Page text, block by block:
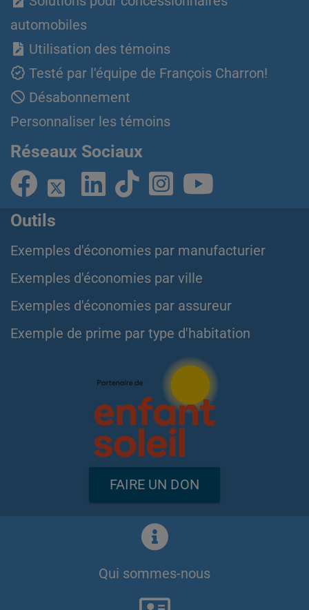
automobiles
Utilisation des témoins
Testé par l'équipe de François Charron!
Désabonnement
Personnaliser les témoins
Réseaux Sociaux
Outils
Exemples d'économies par manufacturier
Exemples d'économies par ville
Exemples d'économies par assureur
Exemple de prime par type d'habitation
FAIRE UN DON
Qui sommes-nous